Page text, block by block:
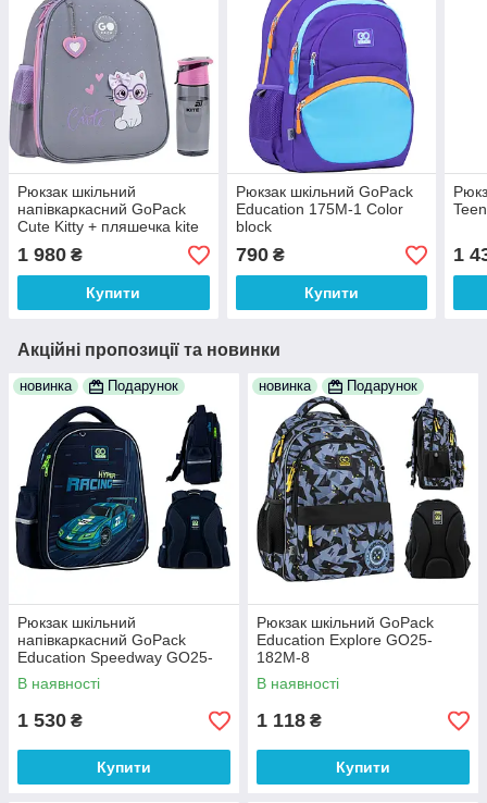
Рюкзак шкільний
напівкаркасний GoPack
Cute Kitty + пляшечка kite
1 980 ₴
Купити
Рюкзак шкільний GoPack
Education 175M-1 Color
block
790₴
Купити
1
Акційні пропозиції та новинки
новинка Подарунок
Рюкзак шкільний
напівкаркасний GoPack
Education Speedway GO25-
165S-4
В наявності
1 530 ₴
Купити
новинка Подарунок
Рюкзак шкільний GoPack
Education Explore GO25-
182M-8
В наявності
1 118 ₴
Купити